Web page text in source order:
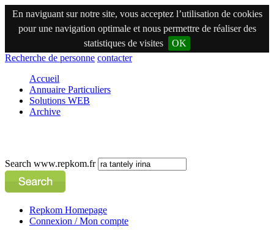
En naviguant sur notre site, vous acceptez l’utilisation de cookies
pour une navigation optimale et nous permettre de réaliser des
statistiques de visites
OK
Recherche de personne contacter
Accueil
Annuaire Particuliers
Solutions WEB
Archive
Search www.repkom.fr
Repkom Homepage
Connexion / Mon compte